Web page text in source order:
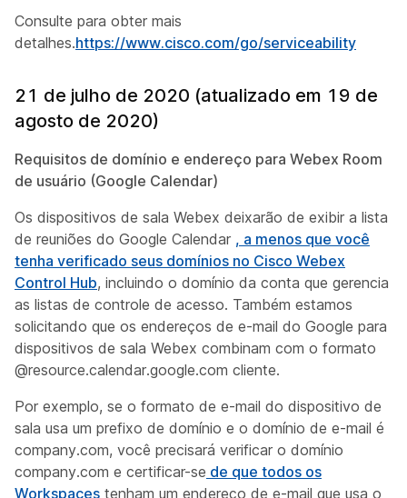
Consulte para obter mais
detalhes.https://www.cisco.com/go/serviceability
21 de julho de 2020 (atualizado em 19 de
agosto de 2020)
Requisitos de domínio e endereço para Webex Room
de usuário (Google Calendar)
Os dispositivos de sala Webex deixarão de exibir a lista
de reuniões do Google Calendar , a menos que você
tenha verificado seus domínios no Cisco Webex
Control Hub, incluindo o domínio da conta que gerencia
as listas de controle de acesso. Também estamos
solicitando que os endereços de e-mail do Google para
dispositivos de sala Webex combinam com o formato
@resource.calendar.google.com cliente.
Por exemplo, se o formato de e-mail do dispositivo de
sala usa um prefixo de domínio e o domínio de e-mail é
company.com, você precisará verificar o domínio
company.com e certificar-se de que todos os
Workspaces tenham um endereço de e-mail que usa o